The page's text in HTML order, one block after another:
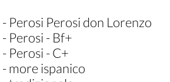
Perosi Perosi don Lorenzo
Perosi - Bf+
Perosi - C+
more ispanico